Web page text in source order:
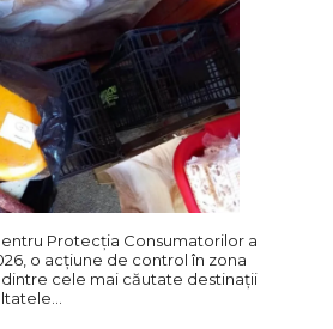
Protecția Consumatorilor a
o acțiune de control în zona
cele mai căutate destinații